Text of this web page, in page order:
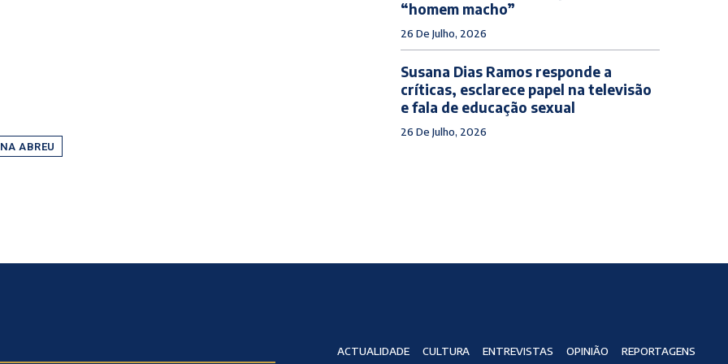
ABREU
“homem macho”
26 De Julho, 2026
Susana Dias Ramos responde a
críticas, esclarece papel na televisão
e fala de educação sexual
26 De Julho, 2026
ACTUALIDADE CULTURA ENTREVISTAS OPINIÃO REPORTAGENS